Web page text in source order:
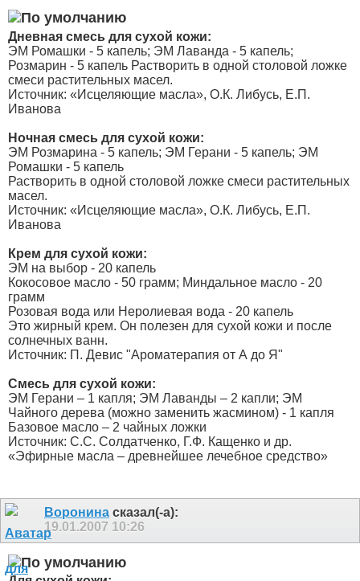
Дневная смесь для сухой кожи:
ЭМ Ромашки - 5 капель; ЭМ Лаванда - 5 капель;
Розмарин - 5 капель Растворить в одной столовой ложке
смеси растительных масел.
Источник: «Исцеляющие масла», О.К. Либусь, Е.П.
Иванова
Ночная смесь для сухой кожи:
ЭМ Розмарина - 5 капель; ЭМ Герани - 5 капель; ЭМ
Ромашки - 5 капель
Растворить в одной столовой ложке смеси растительных
масел.
Источник: «Исцеляющие масла», О.К. Либусь, Е.П.
Иванова
Крем для сухой кожи:
ЭМ на выбор - 20 капель
Кокосовое масло - 50 грамм; Миндальное масло - 20
грамм
Розовая вода или Неролиевая вода - 20 капель
Это жирный крем. Он полезен для сухой кожи и после
солнечных ванн.
Источник: П. Девис "Ароматерапия от А до Я"
Смесь для сухой кожи:
ЭМ Герани – 1 капля; ЭМ Лаванды – 2 капли; ЭМ
Чайного дерева (можно заменить жасмином) - 1 капля
Базовое масло – 2 чайных ложки
Источник: С.С. Солдатченко, Г.Ф. Кащенко и др.
«Эфирные масла – древнейшее лечебное средство»
Воронина сказал(-а):
19.01.2007 10:26